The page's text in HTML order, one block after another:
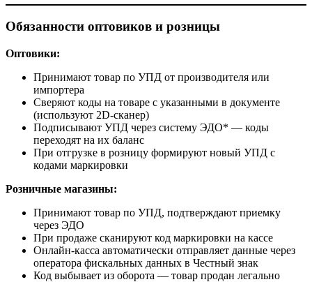
Обязанности оптовиков и розницы
Оптовики:
Принимают товар по УПД от производителя или
импортера
Сверяют коды на товаре с указанными в документе
(используют 2D-сканер)
Подписывают УПД через систему ЭДО* — коды
переходят на их баланс
При отгрузке в розницу формируют новый УПД с
кодами маркировки
Розничные магазины:
Принимают товар по УПД, подтверждают приемку
через ЭДО
При продаже сканируют код маркировки на кассе
Онлайн-касса автоматически отправляет данные через
оператора фискальных данных в Честный знак
Код выбывает из оборота — товар продан легально